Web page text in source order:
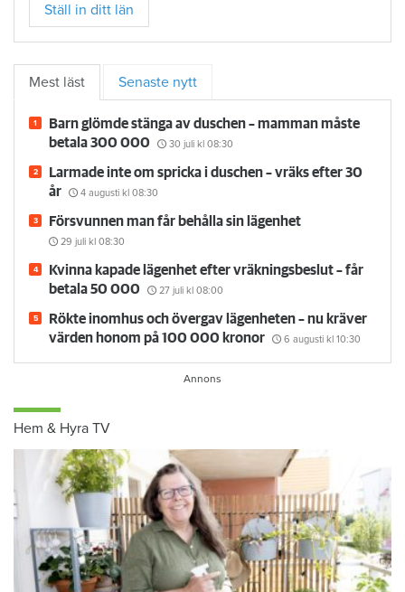
Ställ in ditt län
Mest läst Senaste nytt
Barn glömde stänga av duschen – mamman måste
betala 300 000
30 juli kl 08:30
Larmade inte om spricka i duschen – vräks efter 30
år
4 augusti kl 08:30
Försvunnen man får behålla sin lägenhet
29 juli kl 08:30
Kvinna kapade lägenhet efter vräkningsbeslut – får
betala 50 000
27 juli kl 08:00
Rökte inomhus och övergav lägenheten – nu kräver
värden honom på 100 000 kronor
6 augusti kl 10:30
Hem & Hyra TV